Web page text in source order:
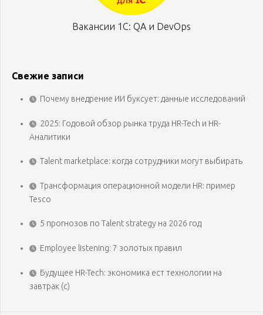
Вакансии 1С: QA и DevOps
Свежие записи
Почему внедрение ИИ буксует: данные исследований
2025: Годовой обзор рынка труда HR-Tech и HR-
Аналитики
Talent marketplace: когда сотрудники могут выбирать
Трансформация операционной модели HR: пример
Tesco
5 прогнозов по Talent strategy на 2026 год
Employee listening: 7 золотых правил
Будущее HR-Tech: экономика ест технологии на
завтрак (с)